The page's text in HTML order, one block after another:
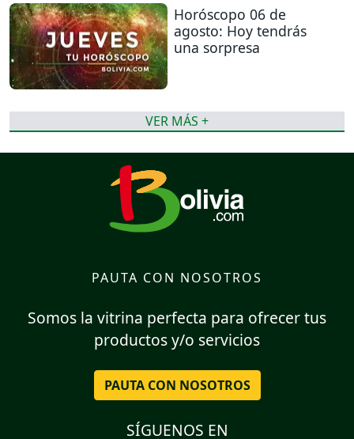
Horóscopo 06 de
agosto: Hoy tendrás
una sorpresa
VER MÁS +
PAUTA CON NOSOTROS
Somos la vitrina perfecta para ofrecer tus
productos y/o servicios
PAUTA CON NOSOTROS
SÍGUENOS EN